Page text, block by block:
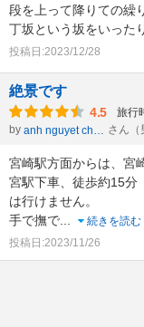
段を上って降りての繰
丁坂という坂をいった
投稿日:2023/12/28
絶景です
4.5 旅行
by
anh nguyet chan さん（
宮崎駅方面からは、宮
宮駅下車、徒歩約15分
は行けません。
手で撫で
続きを読む
投稿日:2023/11/26